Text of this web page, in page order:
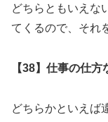
どちらともい
てくるので、それ
【38】仕事の仕
どちらかとい